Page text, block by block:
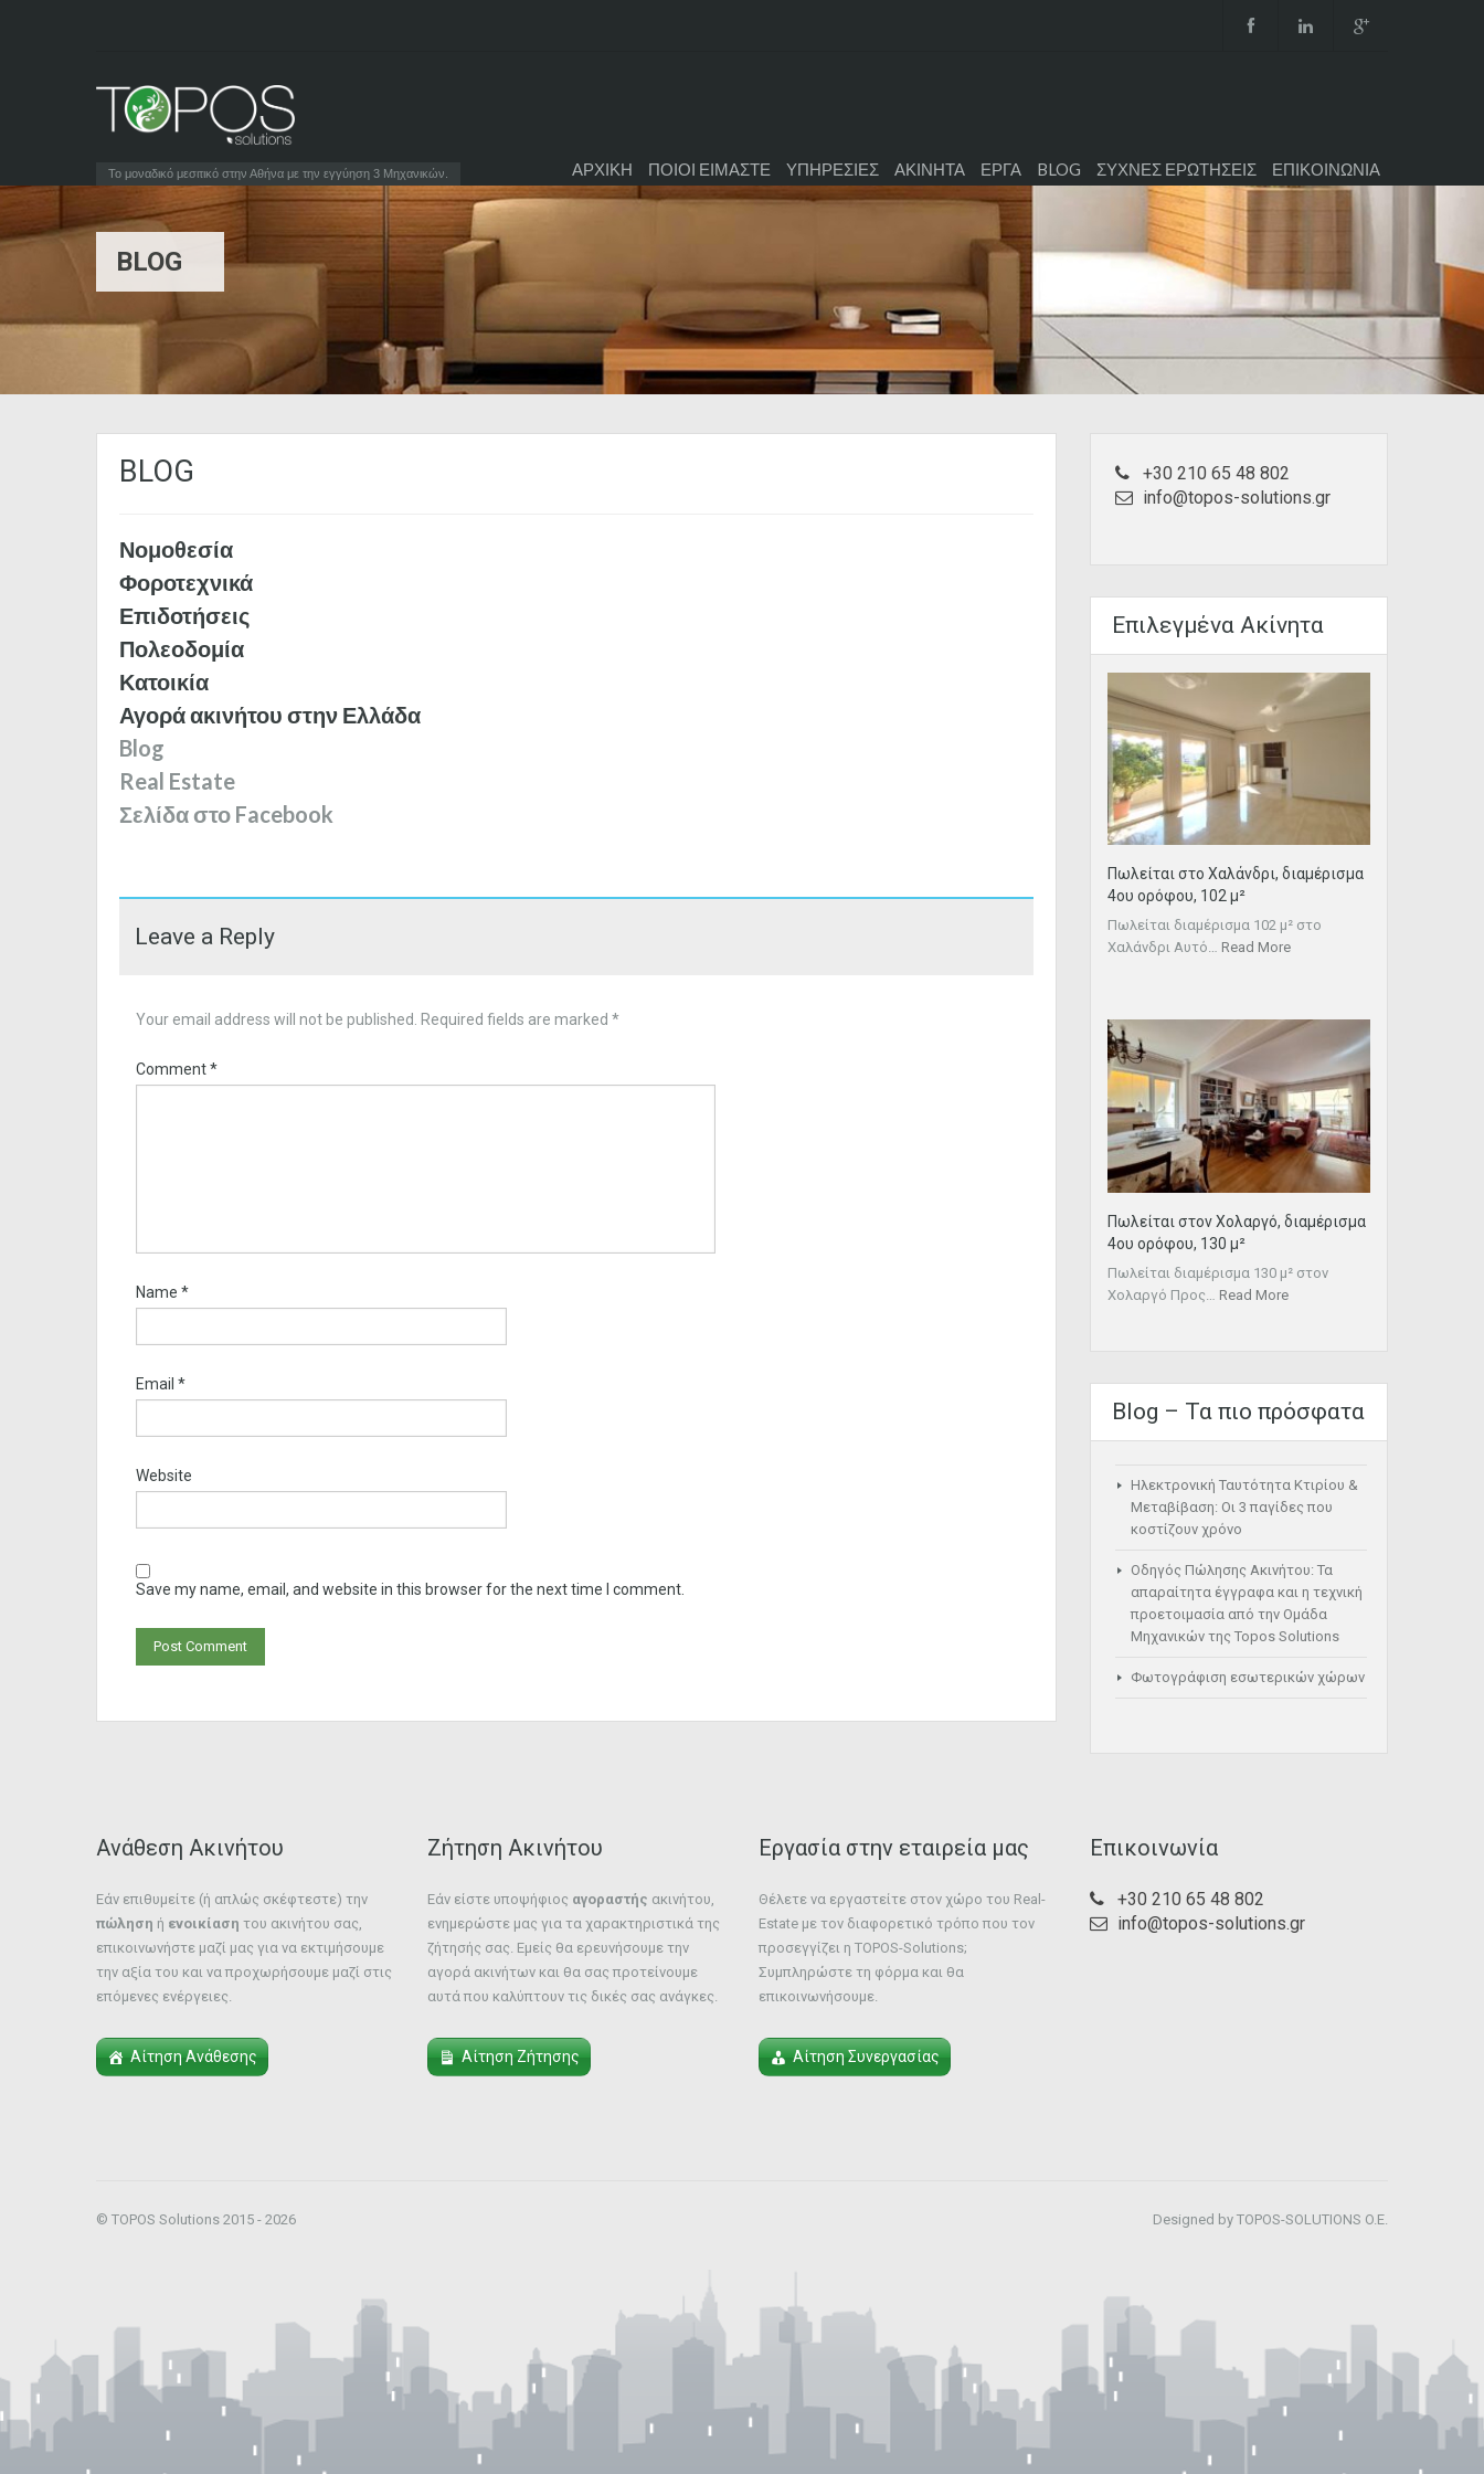
Το μοναδικό μεσιτικό στην Αθήνα με την εγγύηση 3 Μηχανικών. ΑΡΧΙΚΗ ΠΟΙΟΙ ΕΙΜΑΣΤΕ ΥΠΗΡΕΣΙΕΣ ΑΚΙΝΗΤΑ ΕΡΓΑ BLOG ΣΥΧΝΕΣ ΕΡΩΤΗΣΕΙΣ ΕΠΙΚΟΙΝΩΝΙΑ
BLOG
BLOG
Νομοθεσία
Φοροτεχνικά
Επιδοτήσεις
Πολεοδομία
Κατοικία
Αγορά ακινήτου στην Ελλάδα
Blog
Real Estate
Σελίδα στο Facebook
Leave a Reply
Your email address will not be published. Required fields are marked *
Comment*
Name *
Email *
Website
Save my name, email, and website in this browser for the next time I comment.
+30 210 65 48 802
info@topos-solutions.gr
Επιλεγμένα Ακίνητα
Πωλείται στο Χαλάνδρι, διαμέρισμα
4ου ορόφου, 102 μ²
Πωλείται διαμέρισμα 102 μ² στo
Χαλάνδρι Αυτό… Read More
Πωλείται στον Χολαργό, διαμέρισμα
4ου ορόφου, 130 μ²
Πωλείται διαμέρισμα 130 μ² στον
Χολαργό Προς… Read More
Blog – Τα πιο πρόσφατα
Ηλεκτρονική Ταυτότητα Κτιρίου &
Μεταβίβαση: Οι 3 παγίδες που
κοστίζουν χρόνο
Οδηγός Πώλησης Ακινήτου: Τα
απαραίτητα έγγραφα και η τεχνική
προετοιμασία από την Ομάδα
Μηχανικών της Topos Solutions
Φωτογράφιση εσωτερικών χώρων
Ανάθεση Ακινήτου
Εάν επιθυμείτε (ή απλώς σκέφτεστε) την
πώληση ή ενοικίαση του ακινήτου σας,
επικοινωνήστε μαζί μας για να εκτιμήσουμε
την αξία του και να προχωρήσουμε μαζί στις
επόμενες ενέργειες.
Αίτηση Ανάθεσης
Ζήτηση Ακινήτου
Εάν είστε υποψήφιος αγοραστής ακινήτου,
ενημερώστε μας για τα χαρακτηριστικά της
ζήτησής σας. Εμείς θα ερευνήσουμε την
αγορά ακινήτων και θα σας προτείνουμε
αυτά που καλύπτουν τις δικές σας ανάγκες.
Αίτηση Ζήτησης
Εργασία στην εταιρεία μας
Θέλετε να εργαστείτε στον χώρο του Real-
Estate με τον διαφορετικό τρόπο που τον
προσεγγίζει η TOPOS-Solutions;
Συμπληρώστε τη φόρμα και θα
επικοινωνήσουμε.
Αίτηση Συνεργασίας
Επικοινωνία
+30 210 65 48 802
info@topos-solutions.gr
© TOPOS Solutions 2015 - 2026 Designed by TOPOS-SOLUTIONS O.E.